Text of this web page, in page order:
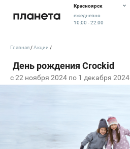
Красноярск
ежедневно
10:00 - 22:00
c 22 ноября 2024 по 1 декабря 2024
Главная Акции